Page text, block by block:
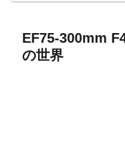
EF75-300mm
の世界